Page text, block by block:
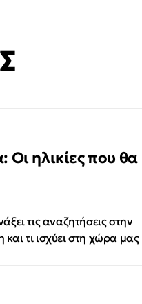
Οι ηλικίες που θα
τις αναζητήσεις στην
τι ισχύει στη χώρα μας